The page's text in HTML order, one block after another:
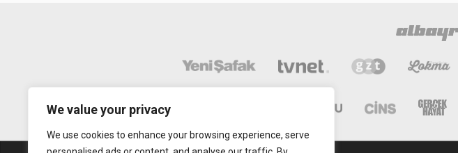
We value your privacy
We use cookies to enhance your browsing experience, serve